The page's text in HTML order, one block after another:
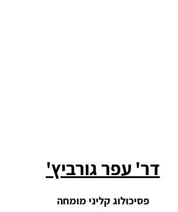
דר' עפר גורביץ'
פסיכולוג קליני מומחה